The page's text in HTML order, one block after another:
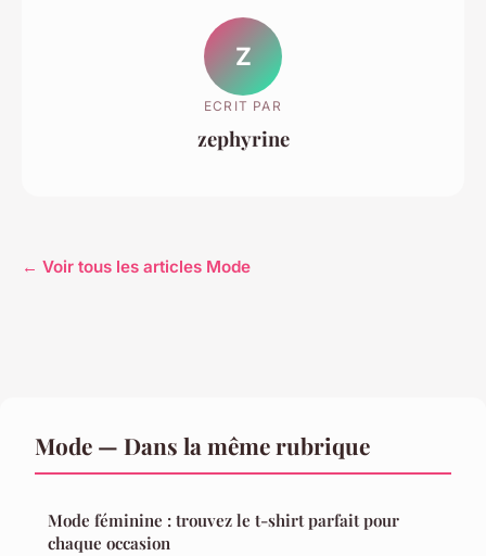
Z
ECRIT PAR
zephyrine
← Voir tous les articles Mode
Mode — Dans la même rubrique
Mode féminine : trouvez le t-shirt parfait pour
chaque occasion